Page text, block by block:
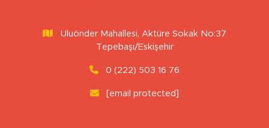
Uluönder Mahallesi, Aktüre Sokak No:37
Tepebaşı/Eskişehir
0 (222) 503 16 76
[email protected]